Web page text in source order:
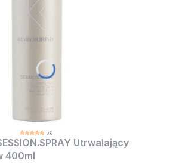
5.0
Utrwalający
400ml